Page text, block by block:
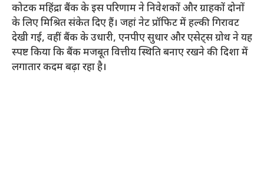
कोटक महिंद्रा बैंक के इस परिणाम ने निवेशकों और ग्राहकों दोनों
के लिए मिश्रित संकेत दिए हैं। जहां नेट प्रॉफिट में हल्की गिरावट
देखी गई, वहीं बैंक के उधारी, एनपीए सुधार और एसेट्स ग्रोथ ने यह
स्पष्ट किया कि बैंक मजबूत वित्तीय स्थिति बनाए रखने की दिशा में
लगातार कदम बढ़ा रहा है।